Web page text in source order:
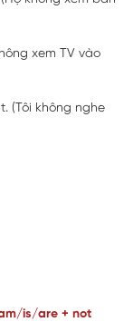
xem TV vào
(Tôi không nghe
is/are + not